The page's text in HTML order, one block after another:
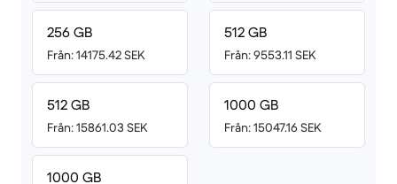
256 GB
Från: 14175.42 SEK
512 GB
Från: 15861.03 SEK
1000 GB
512 GB
Från: 9553.11 SEK
1000 GB
Från: 15047.16 SEK